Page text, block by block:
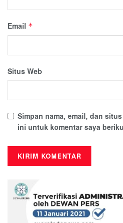
Email *
Situs Web
Simpan nama, email, dan
ini untuk komentar saya